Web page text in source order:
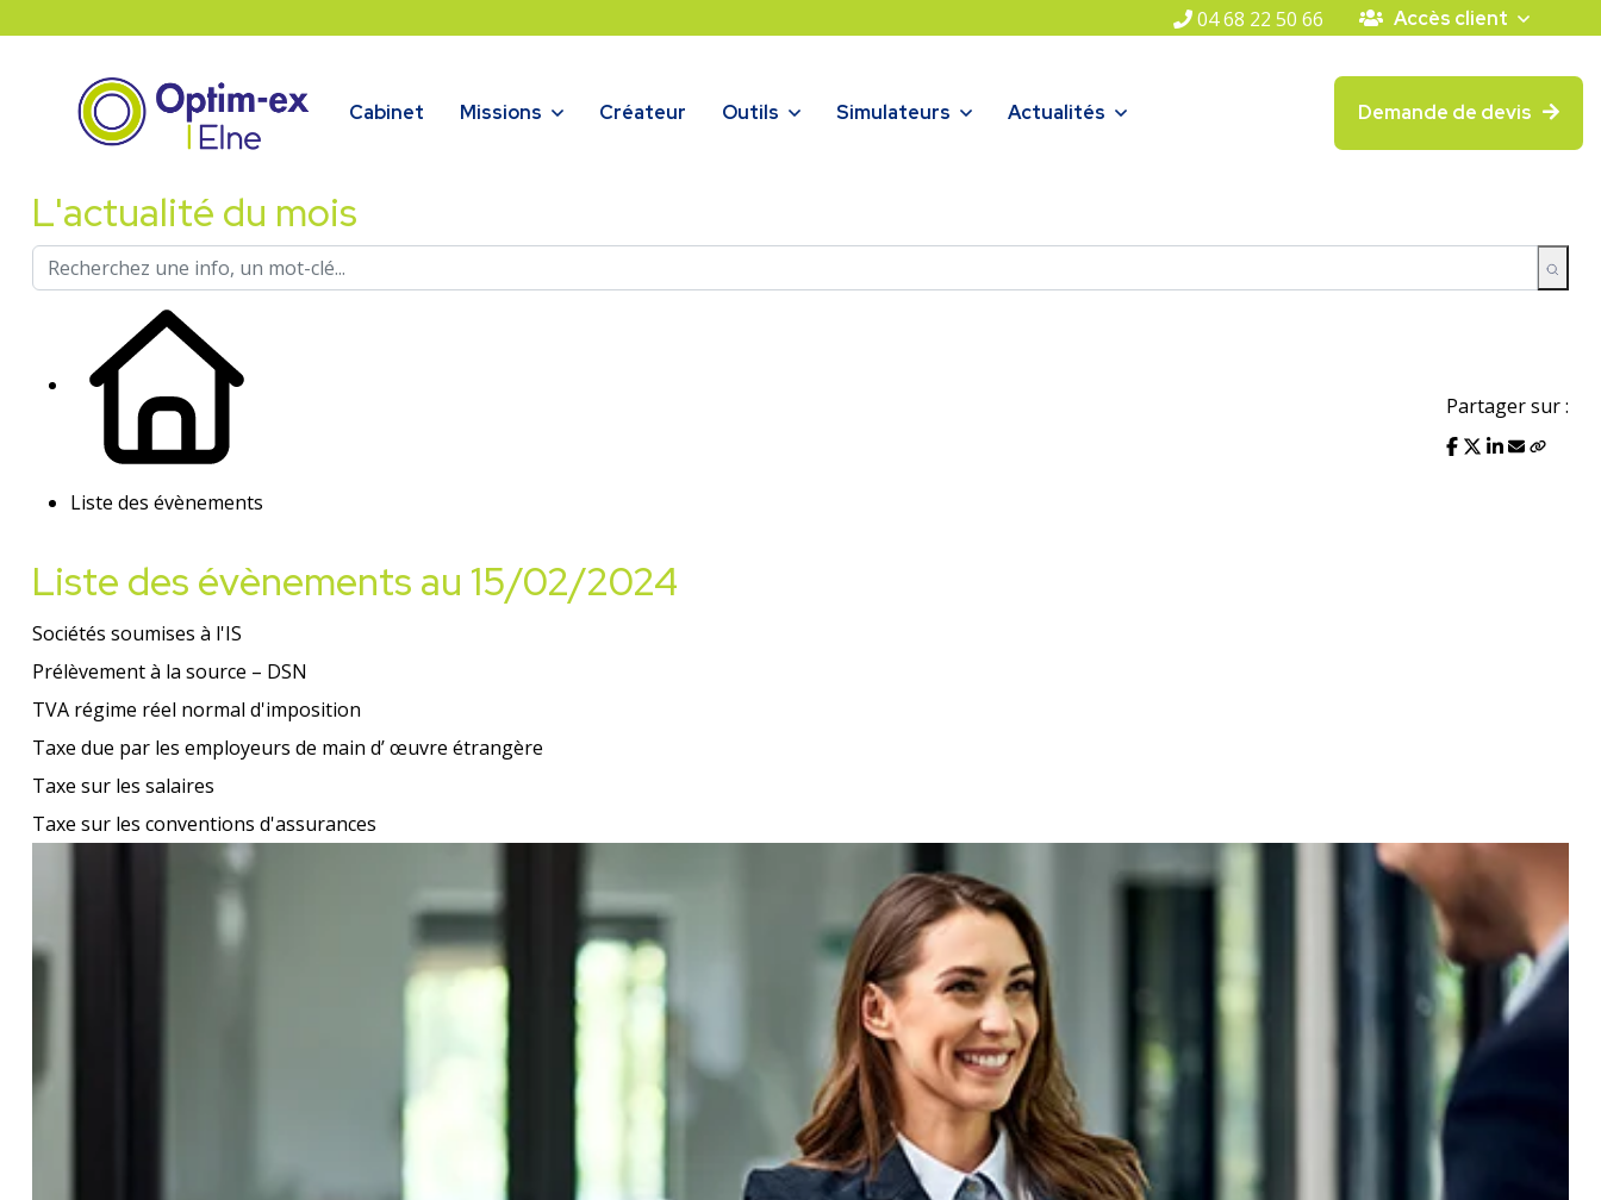
04 68 22 50 66 Accès client
Cabinet Missions Créateur Outils Simulateurs Actualités Demande de devis
L'actualité du mois
Liste des évènements
Partager sur :
Liste des évènements au 15/02/2024
Sociétés soumises à l'IS
Prélèvement à la source – DSN
TVA régime réel normal d'imposition
Taxe due par les employeurs de main d’ œuvre étrangère
Taxe sur les salaires
Taxe sur les conventions d'assurances